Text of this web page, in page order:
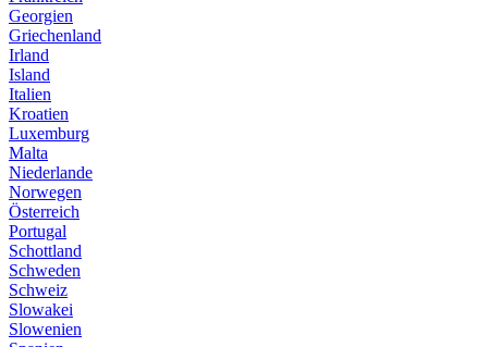
Georgien
Griechenland
Irland
Island
Italien
Kroatien
Luxemburg
Malta
Niederlande
Norwegen
Österreich
Portugal
Schottland
Schweden
Schweiz
Slowakei
Slowenien